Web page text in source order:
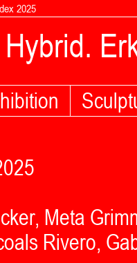
2025
Meta
Rivero,